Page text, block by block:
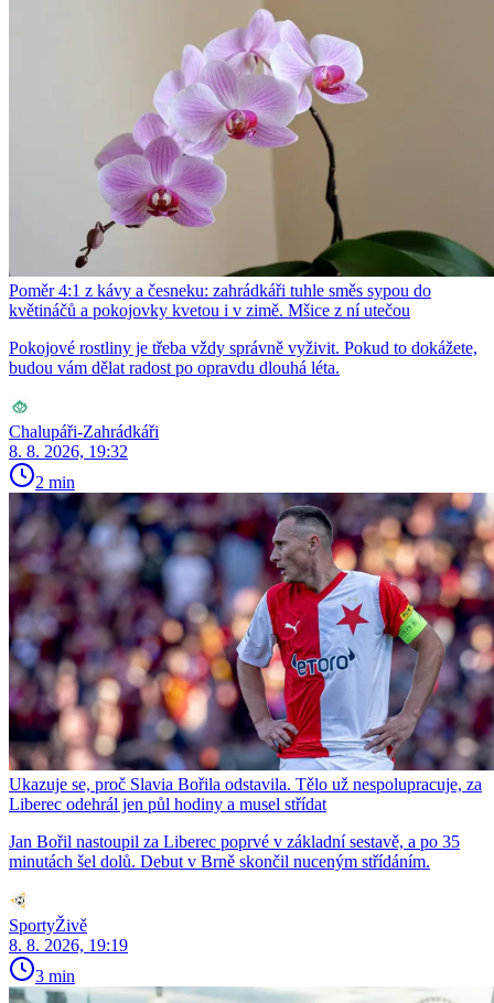
Poměr 4:1 z kávy a česneku: zahrádkáři tuhle směs sypou do
květináčů a pokojovky kvetou i v zimě. Mšice z ní utečou
Pokojové rostliny je třeba vždy správně vyživit. Pokud to dokážete,
budou vám dělat radost po opravdu dlouhá léta.
Chalupáři-Zahrádkáři
8. 8. 2026, 19:32
2 min
Ukazuje se, proč Slavia Bořila odstavila. Tělo už nespolupracuje, za
Liberec odehrál jen půl hodiny a musel střídat
Jan Bořil nastoupil za Liberec poprvé v základní sestavě, a po 35
minutách šel dolů. Debut v Brně skončil nuceným střídáním.
SportyŽivě
8. 8. 2026, 19:19
3 min